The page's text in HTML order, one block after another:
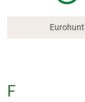
Eurohunt
F